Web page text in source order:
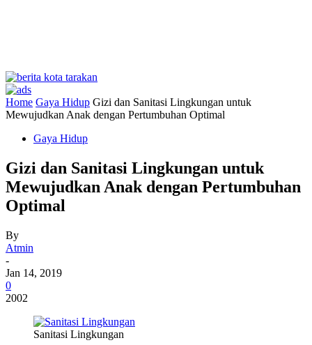
Home Gaya Hidup Gizi dan Sanitasi Lingkungan untuk
Mewujudkan Anak dengan Pertumbuhan Optimal
Gaya Hidup
Gizi dan Sanitasi Lingkungan untuk
Mewujudkan Anak dengan Pertumbuhan
Optimal
By
Atmin
-
Jan 14, 2019
0
2002
Sanitasi Lingkungan